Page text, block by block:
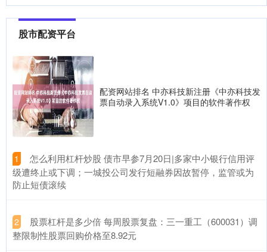
0309宅地土拍，历经超百轮竞价配资平台可靠吗，最终由中
配资平台股票配资 亚太科技最新公告：拟投资2.1亿元建设汽车轻量
股市配资平台 2026-06-20
亚太科技(002540.SZ)公告称，公司全资子公司安信达拟使用自有或
自筹资金投资建设“汽车轻量化铝材生产线技术改造项目
深圳股票配资公司 【今日主题前瞻】特斯拉Model Y L订单10月份
已售罄，机构称看好T链核心Tier1供应商
【主题详情】深圳股票配资公司 特斯拉ModelYL订单10月份已售
罄，机构称看好T链核心Tier1供应商 据媒体报道，在
股市配资平台
配资网站排名 中亦科技新注册《中亦科技发
票自动录入系统V1.0》项目的软件著作权
1
​怎么利用杠杆炒股 债市早参7月20日|多家中小银行信用评
级遭终止或下调；一城投公司发行短融券因故暂停，监管或为
防止短债滚续
2
​股票杠杆是多少倍 每周股票复盘：三一重工（600031）调
整限制性股票回购价格至8.92元